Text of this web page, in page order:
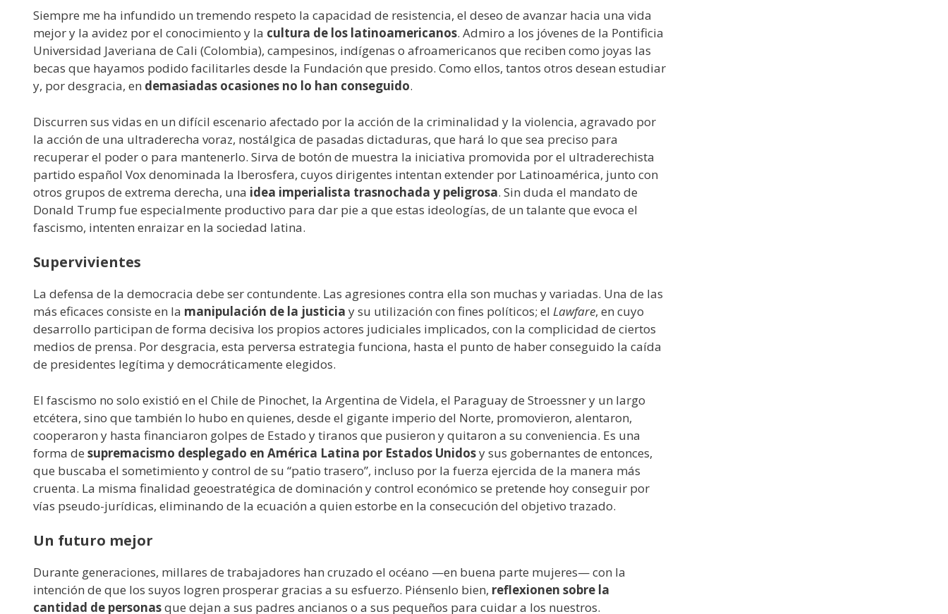
Siempre me ha infundido un tremendo respeto la capacidad de resistencia, el deseo de avanzar hacia una vida
mejor y la avidez por el conocimiento y la cultura de los latinoamericanos. Admiro a los jóvenes de la Pontificia
Universidad Javeriana de Cali (Colombia), campesinos, indígenas o afroamericanos que reciben como joyas las
becas que hayamos podido facilitarles desde la Fundación que presido. Como ellos, tantos otros desean estudiar
y, por desgracia, en demasiadas ocasiones no lo han conseguido.
Discurren sus vidas en un difícil escenario afectado por la acción de la criminalidad y la violencia, agravado por
la acción de una ultraderecha voraz, nostálgica de pasadas dictaduras, que hará lo que sea preciso para
recuperar el poder o para mantenerlo. Sirva de botón de muestra la iniciativa promovida por el ultraderechista
partido español Vox denominada la Iberosfera, cuyos dirigentes intentan extender por Latinoamérica, junto con
otros grupos de extrema derecha, una idea imperialista trasnochada y peligrosa. Sin duda el mandato de
Donald Trump fue especialmente productivo para dar pie a que estas ideologías, de un talante que evoca el
fascismo, intenten enraizar en la sociedad latina.
Supervivientes
La defensa de la democracia debe ser contundente. Las agresiones contra ella son muchas y variadas. Una de las
más eficaces consiste en la manipulación de la justicia y su utilización con fines políticos; el Lawfare, en cuyo
desarrollo participan de forma decisiva los propios actores judiciales implicados, con la complicidad de ciertos
medios de prensa. Por desgracia, esta perversa estrategia funciona, hasta el punto de haber conseguido la caída
de presidentes legítima y democráticamente elegidos.
El fascismo no solo existió en el Chile de Pinochet, la Argentina de Videla, el Paraguay de Stroessner y un largo
etcétera, sino que también lo hubo en quienes, desde el gigante imperio del Norte, promovieron, alentaron,
cooperaron y hasta financiaron golpes de Estado y tiranos que pusieron y quitaron a su conveniencia. Es una
forma de supremacismo desplegado en América Latina por Estados Unidosy sus gobernantes de entonces,
que buscaba el sometimiento y control de su “patio trasero”, incluso por la fuerza ejercida de la manera más
cruenta. La misma finalidad geoestratégica de dominación y control económico se pretende hoy conseguir por
vías pseudo-jurídicas, eliminando de la ecuación a quien estorbe en la consecución del objetivo trazado.
Un futuro mejor
Durante generaciones, millares de trabajadores han cruzado el océano —en buena parte mujeres— con la
intención de que los suyos logren prosperar gracias a su esfuerzo. Piénsenlo bien, reflexionen sobre la
cantidad de personasque dejan a sus padres ancianos o a sus pequeños para cuidar a los nuestros.